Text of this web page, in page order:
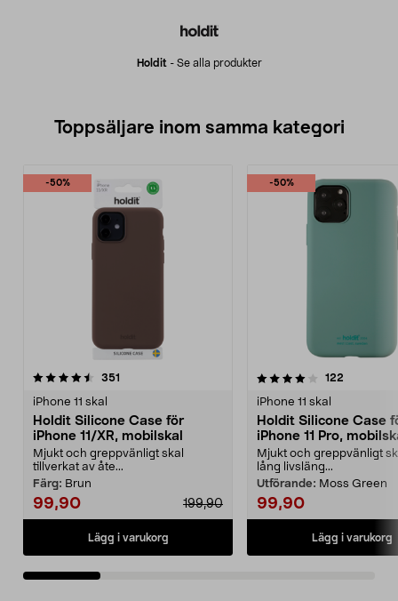
Holdit - Se alla produkter
Toppsäljare inom samma kategori
-50%
351
iPhone 11 skal
Holdit Silicone Case för
iPhone 11/XR, mobilskal
Mjukt och greppvänligt skal
tillverkat av åte...
Färg: Brun
99,90 199,90
Lägg i varukorg
-50%
4.0 av 5 stjärnor 122
iPhone 11 skal
Holdit Silicone Case
iPhone 11 Pro,
Mjukt och greppvänligt
lång livsläng...
Utförande: Moss Green
99,90
Lägg i varukorg
4.5 av 5 stjärnor